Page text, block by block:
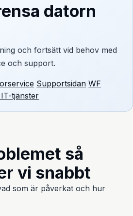
datorn
och fortsätt vid behov med
och support.
Supportsidan WF
tjänster
så
vi snabbt
som är påverkat och hur